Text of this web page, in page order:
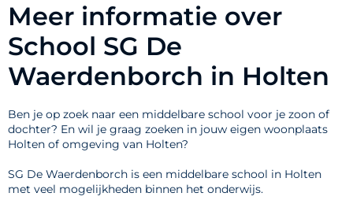
Meer informatie over
School SG De
Waerdenborch in Holten
Ben je op zoek naar een middelbare school voor je zoon of
dochter? En wil je graag zoeken in jouw eigen woonplaats
Holten of omgeving van Holten?
SG De Waerdenborch is een middelbare school in Holten
met veel mogelijkheden binnen het onderwijs.